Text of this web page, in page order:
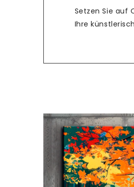
Setzen Sie auf
Ihre